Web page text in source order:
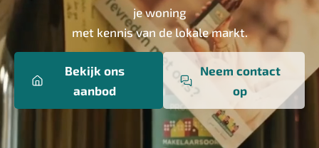
je woning
met kennis van de lokale markt.
Bekijk ons
aanbod
Neem contact
op